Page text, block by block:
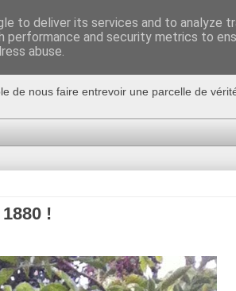
de nous faire entrevoir une parcelle de
!
to deliver its services and to analyze
performance and security metrics to
abuse.